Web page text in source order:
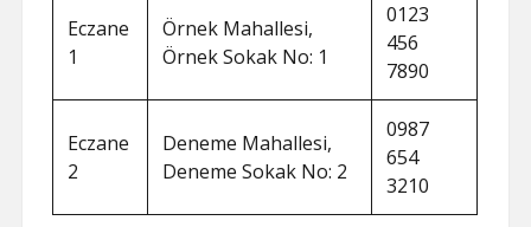
Eczane
1
Örnek Mahallesi,
Örnek Sokak No: 1
0123
456
7890
Eczane
2
Deneme Mahallesi,
Deneme Sokak No: 2
0987
654
3210